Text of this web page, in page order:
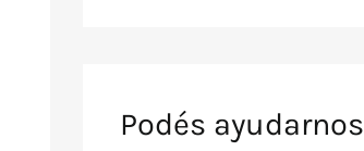
Podés ayudarnos